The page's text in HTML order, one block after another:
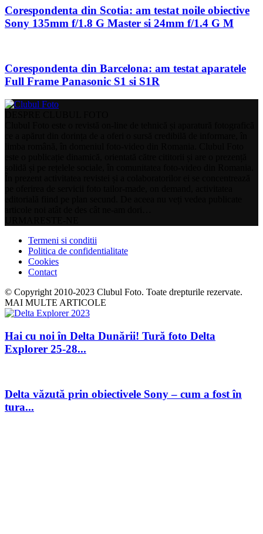
Corespondenta din Scotia: am testat noile obiective
Sony 135mm f/1.8 G Master si 24mm f/1.4 G M
Corespondenta din Barcelona: am testat aparatele
Full Frame Panasonic S1 si S1R
Termeni si conditii
Politica de confidentialitate
Cookies
Contact
© Copyright 2010-2023 Clubul Foto. Toate drepturile rezervate.
MAI MULTE ARTICOLE
Hai cu noi în Delta Dunării! Tură foto Delta
Explorer 25-28...
Delta văzută prin obiectivele Sony – cum a fost în
tura...